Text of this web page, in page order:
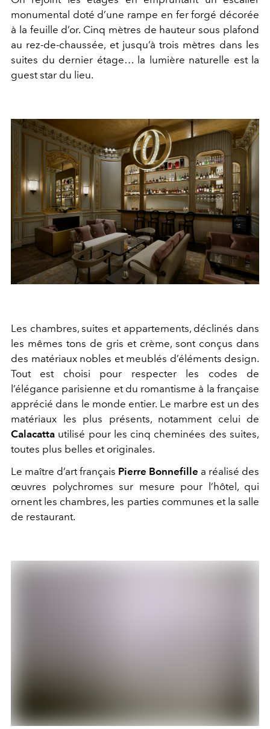
monumental doté d’une rampe en fer forgé décorée
à la feuille d’or. Cinq mètres de hauteur sous plafond
au rez-de-chaussée, et jusqu’à trois mètres dans les
suites du dernier étage… la lumière naturelle est la
guest star du lieu.
Les chambres, suites et appartements, déclinés dans
les mêmes tons de gris et crème, sont conçus dans
des matériaux nobles et meublés d’éléments design.
Tout est choisi pour respecter les codes de
l’élégance parisienne et du romantisme à la française
apprécié dans le monde entier. Le marbre est un des
matériaux les plus présents, notamment celui de
Calacatta utilisé pour les cinq cheminées des suites,
toutes plus belles et originales.
Le maître d’art français Pierre Bonnefille a réalisé des
œuvres polychromes sur mesure pour l’hôtel, qui
ornent les chambres, les parties communes et la salle
de restaurant.